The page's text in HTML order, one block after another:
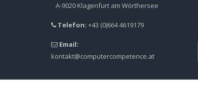
A-9020 Klagenfurt am Wörthersee
Telefon: +43 (0)664 4619179
Email:
kontakt@computercompetence.at